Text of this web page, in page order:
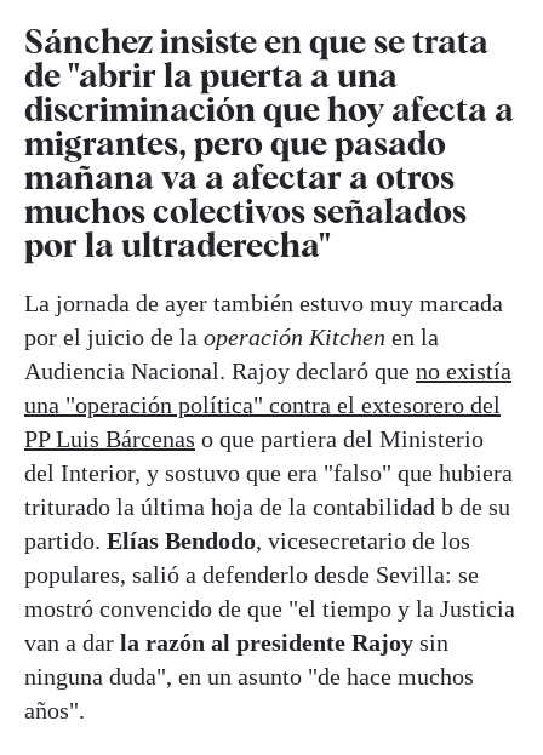
Sánchez insiste en que se trata
de "abrir la puerta a una
discriminación que hoy afecta a
migrantes, pero que pasado
mañana va a afectar a otros
muchos colectivos señalados
por la ultraderecha"
La jornada de ayer también estuvo muy marcada
por el juicio de la operación Kitchen en la
Audiencia Nacional. Rajoy declaró que no existía
una "operación política" contra el extesorero del
PP Luis Bárcenas o que partiera del Ministerio
del Interior, y sostuvo que era "falso" que hubiera
triturado la última hoja de la contabilidad b de su
partido. Elías Bendodo, vicesecretario de los
populares, salió a defenderlo desde Sevilla: se
mostró convencido de que "el tiempo y la Justicia
van a dar la razón al presidente Rajoy sin
ninguna duda", en un asunto "de hace muchos
años".